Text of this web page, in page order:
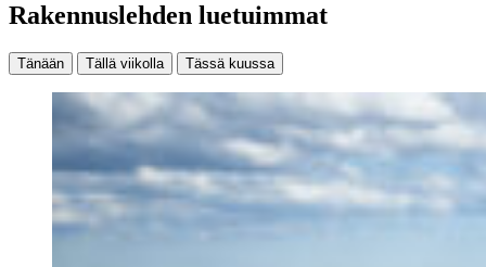
Rakennuslehden luetuimmat
Tänään Tällä viikolla Tässä kuussa